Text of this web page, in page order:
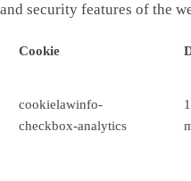
and security features of the
Cookie
cookielawinfo-
checkbox-analytics